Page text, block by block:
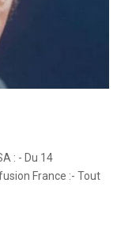
: - Du 14
France :- Tout